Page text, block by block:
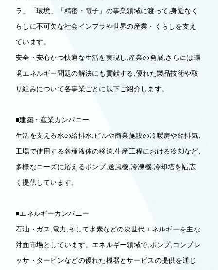
ラ」「環境」「精密・電子」の事業領域に渡って,身近なく
らしに不可欠な社会インフラや世界の産業・くらしを支え
ています。
安全・安心かつ快適な生活を実現し,産業の発展,さらには環
境エネルギー問題の解決にも貢献する,優れた製品技術や取
り組みについて各事業ごとに以下ご紹介します。
■建築・産業カンパニー
生活を支える水の給排水,ビルや商業施設の冷暖房や給排気,
工場で使用する各種液体の移送,生産工程における冷却など,
多様なニーズに応えるポンプ,送風機,冷凍機,冷却塔を幅広
く提供しています。
■エネルギーカンパニー
石油・ガス,電力,そして水素などの次世代エネルギーを主な
対面市場としています。エネルギー領域で,ポンプ,コンプレ
ッサ・タービンなどの優れた機器とサービスの提供を通じ